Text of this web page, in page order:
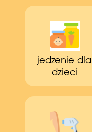
jedzenie dla
dzieci